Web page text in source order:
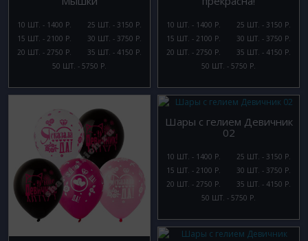
10 ШТ. - 1400 Р.
15 ШТ. - 2100 Р.
20 ШТ. - 2750 Р.
25 ШТ. - 3150 Р.
30 ШТ. - 3750 Р.
35 ШТ. - 4150 Р.
50 ШТ. - 5750 Р.
10 ШТ. - 1400 Р.
15 ШТ. - 2100 Р.
20 ШТ. - 2750 Р.
25 ШТ. - 3150 Р.
30 ШТ. - 3750 Р.
35 ШТ. - 4150 Р.
50 ШТ. - 5750 Р.
Шары с гелием Девичник
02
10 ШТ. - 1400 Р.
15 ШТ. - 2100 Р.
20 ШТ. - 2750 Р.
25 ШТ. - 3150 Р.
30 ШТ. - 3750 Р.
35 ШТ. - 4150 Р.
50 ШТ. - 5750 Р.